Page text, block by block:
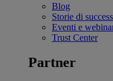
Blog
Storie di
Eventi e
Trust Center
Partner